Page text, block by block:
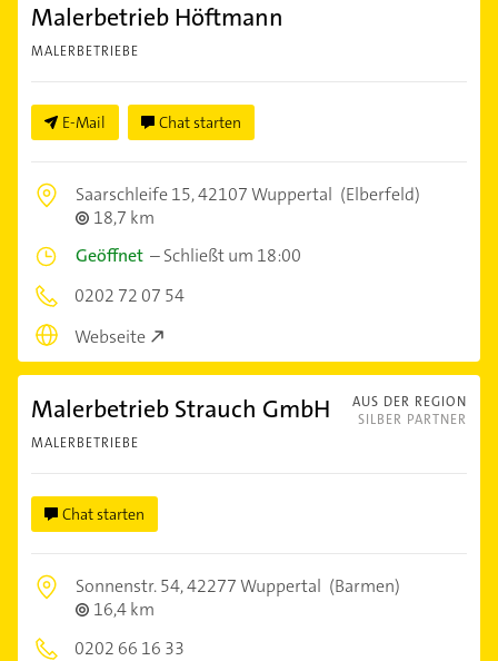
Malerbetrieb Höftmann
MALERBETRIEBE
E-Mail Chat starten
Saarschleife 15,42107 Wuppertal (Elberfeld)
18,7 km
Geöffnet –Schließt um 18:00
0202 72 07 54
Webseite
AUS DER REGION
SILBER PARTNER
Malerbetrieb Strauch GmbH
MALERBETRIEBE
Chat starten
Sonnenstr. 54,42277 Wuppertal (Barmen)
16,4 km
0202 66 16 33